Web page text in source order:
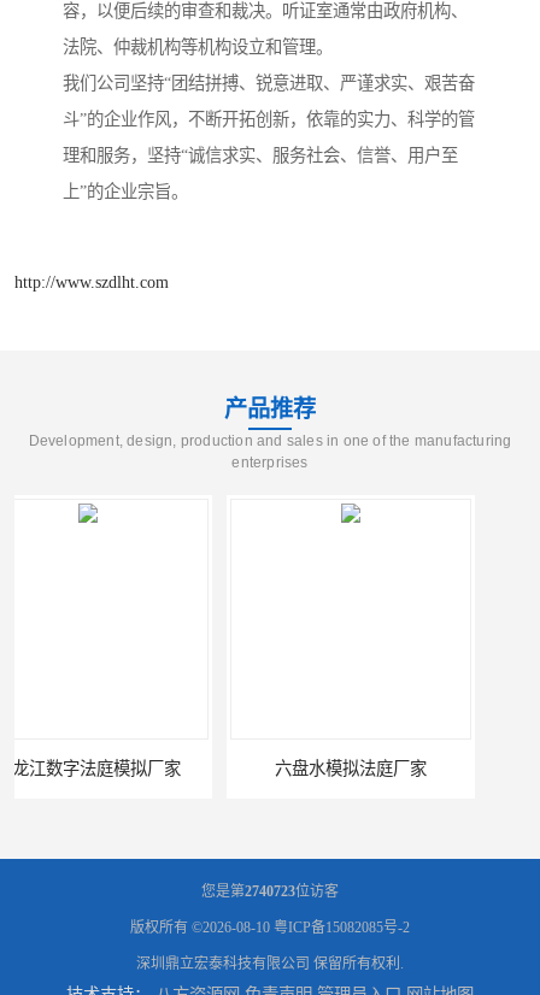
容，以便后续的审查和裁决。听证室通常由政府机构、
法院、仲裁机构等机构设立和管理。
我们公司坚持“团结拼搏、锐意进取、严谨求实、艰苦奋
斗”的企业作风，不断开拓创新，依靠的实力、科学的管
理和服务，坚持“诚信求实、服务社会、信誉、用户至
上”的企业宗旨。
http://www.szdlht.com
产品推荐
Development, design, production and sales in one of the manufacturing
enterprises
六盘水模拟法庭厂家
您是第2740723位访客
版权所有 ©2026-08-10 粤ICP备15082085号-2
深圳鼎立宏泰科技有限公司 保留所有权利.